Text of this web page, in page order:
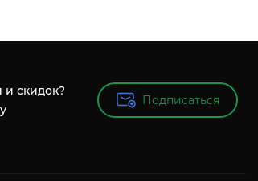
и скидок?
Подписаться
Подписаться